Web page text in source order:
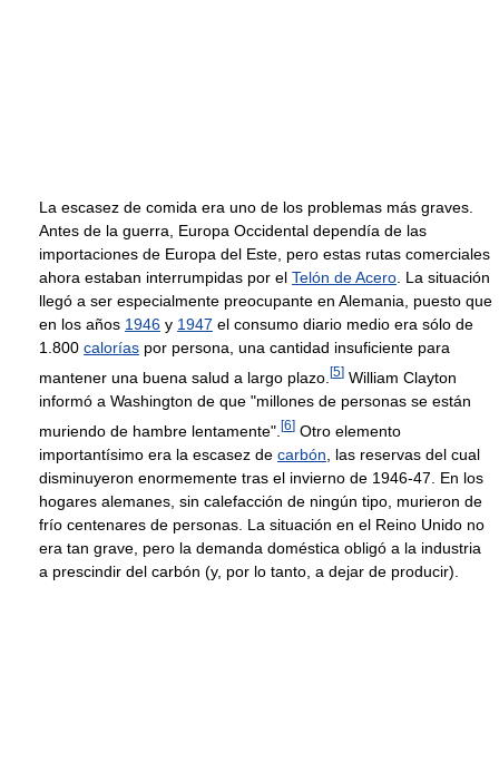
La escasez de comida era uno de los problemas más graves.
Antes de la guerra, Europa Occidental dependía de las
importaciones de Europa del Este, pero estas rutas comerciales
ahora estaban interrumpidas por el Telón de Acero . La situación
llegó a ser especialmente preocupante en Alemania, puesto que
en los años 1946 y 1947 el consumo diario medio era sólo de
1.800 calorías por persona, una cantidad insuficiente para
mantener una buena salud a largo plazo. [5] William Clayton
informó a Washington de que "millones de personas se están
muriendo de hambre lentamente". [6] Otro elemento
importantísimo era la escasez de carbón , las reservas del cual
disminuyeron enormemente tras el invierno de 1946-47. En los
hogares alemanes, sin calefacción de ningún tipo, murieron de
frío centenares de personas. La situación en el Reino Unido no
era tan grave, pero la demanda doméstica obligó a la industria
a prescindir del carbón (y, por lo tanto, a dejar de producir).